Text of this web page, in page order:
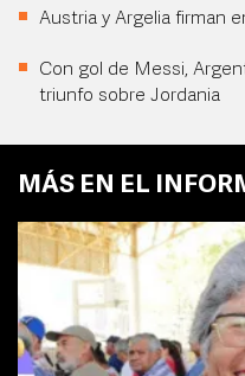
Austria y Argelia firman
Con gol de Messi,
triunfo sobre Jordania
MÁS EN EL